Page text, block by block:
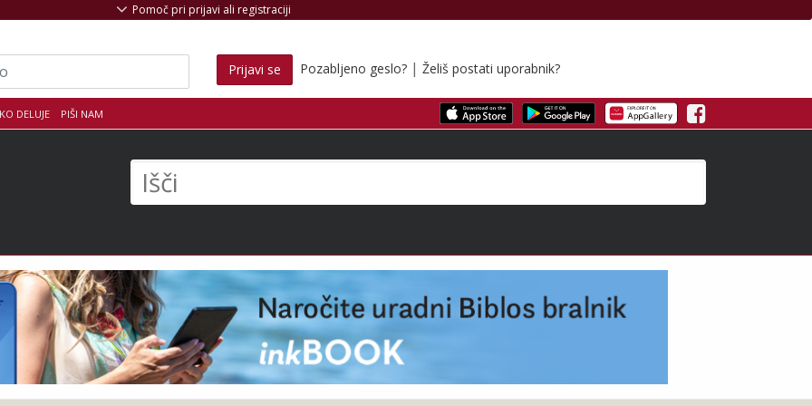
DELUJE PIŠI NAM Facebook
Pomoč pri prijavi ali registraciji
Prijavi se Pozabljeno geslo? | Želiš postati uporabnik?